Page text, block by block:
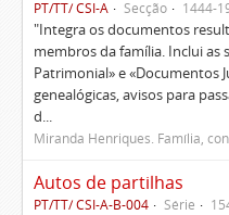
PT/TT/ CSI-A Secção 1444-
"Integra os documentos
membros da família. Inclui as
Patrimonial» e «Documentos
genealógicas, avisos para
d...
Miranda Henriques. Família,
Autos de partilhas
PT/TT/ CSI-A-B-004 Série